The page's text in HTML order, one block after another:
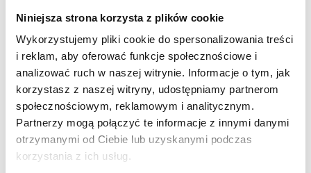
Niniejsza strona korzysta z plików cookie
Wykorzystujemy pliki cookie do spersonalizowania treści
i reklam, aby oferować funkcje społecznościowe i
analizować ruch w naszej witrynie. Informacje o tym, jak
korzystasz z naszej witryny, udostępniamy partnerom
społecznościowym, reklamowym i analitycznym.
Partnerzy mogą połączyć te informacje z innymi danymi
otrzymanymi od Ciebie lub uzyskanymi podczas
korzystania z ich usług.
Cyfrowa fabrykacja jest bliżej młodych ludzi, niż myślą. Wizyta
w FabLabie pokazuje, że tworzenie, projektowanie i
konstruowanie nie jest zarezerwowane dla wielkich firm - to
świat, do którego mogą wejść już dziś.
Zapraszamy grupy ze szkół podstawowych i liceów
Liczba osób:
15-30
Poziom:podstawowy
Czas trwania:60 minut
Obowiązują zapisy. Dostępne terminy i godziny sprawdź w
formularzu zgłoszeniowym.
Wizyty studyjne są finansowane z budżetu m.st. Warszawy i